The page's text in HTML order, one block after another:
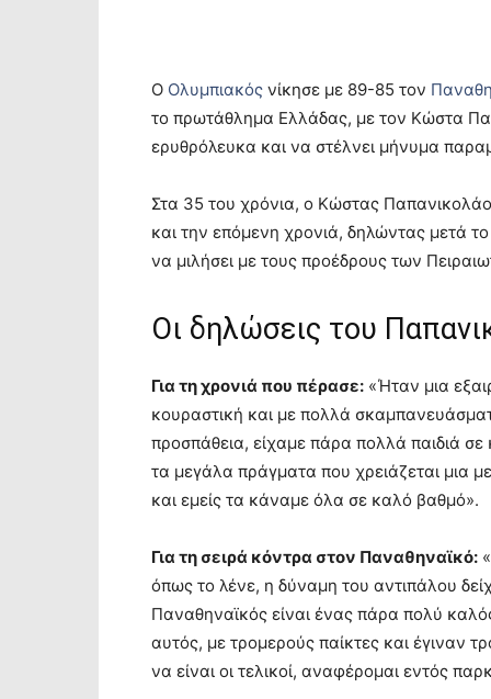
Ο Ολυμπιακός νίκησε με 89-85 τον
το πρωτάθλημα Ελλάδας, με τον Κώστα
ερυθρόλευκα και να στέλνει μήνυμα
Στα 35 του χρόνια, ο Κώστας
και την επόμενη χρονιά, δηλώντας μετά
να μιλήσει με τους προέδρους των
Οι δηλώσεις του
Για τη χρονιά που πέρασε: «Ήταν μια
κουραστική και με πολλά
προσπάθεια, είχαμε πάρα πολλά παιδιά
τα μεγάλα πράγματα που χρειάζεται μια
και εμείς τα κάναμε όλα σε καλό βαθμό».
Για τη σειρά κόντρα στον Παναθηναϊκό:
όπως το λένε, η δύναμη του αντιπάλου
Παναθηναϊκός είναι ένας πάρα πολύ
αυτός, με τρομερούς παίκτες και έγιναν
να είναι οι τελικοί, αναφέρομαι εντός